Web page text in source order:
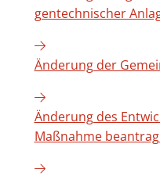
gentechnischer
Änderung der
Änderung des
Maßnahme